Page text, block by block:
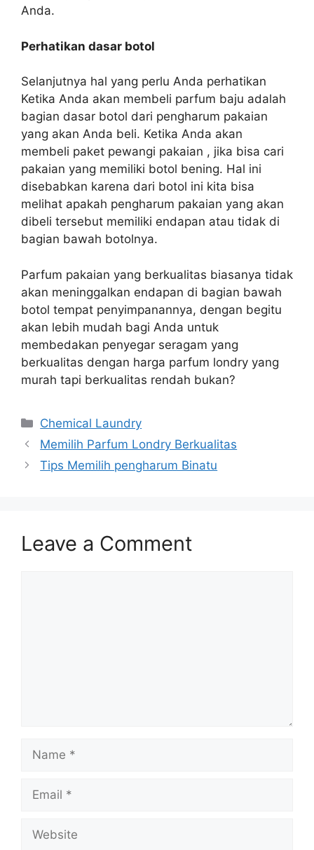
Anda.
Perhatikan dasar botol
Selanjutnya hal yang perlu Anda perhatikan
Ketika Anda akan membeli parfum baju adalah
bagian dasar botol dari pengharum pakaian
yang akan Anda beli. Ketika Anda akan
membeli paket pewangi pakaian , jika bisa cari
pakaian yang memiliki botol bening. Hal ini
disebabkan karena dari botol ini kita bisa
melihat apakah pengharum pakaian yang akan
dibeli tersebut memiliki endapan atau tidak di
bagian bawah botolnya.
Parfum pakaian yang berkualitas biasanya tidak
akan meninggalkan endapan di bagian bawah
botol tempat penyimpanannya, dengan begitu
akan lebih mudah bagi Anda untuk
membedakan penyegar seragam yang
berkualitas dengan harga parfum londry yang
murah tapi berkualitas rendah bukan?
Categories
Chemical Laundry
Memilih Parfum Londry Berkualitas
Tips Memilih pengharum Binatu
Leave a Comment